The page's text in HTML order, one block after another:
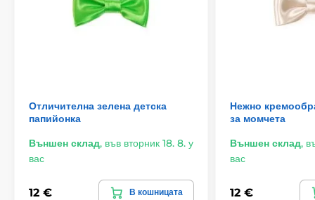
Отличителна зелена детска
папийонка
Външен склад, във вторник 18. 8. у
вас
12 € В кошницата
Нежно
за момчета
Външен склад,
вас
12 €